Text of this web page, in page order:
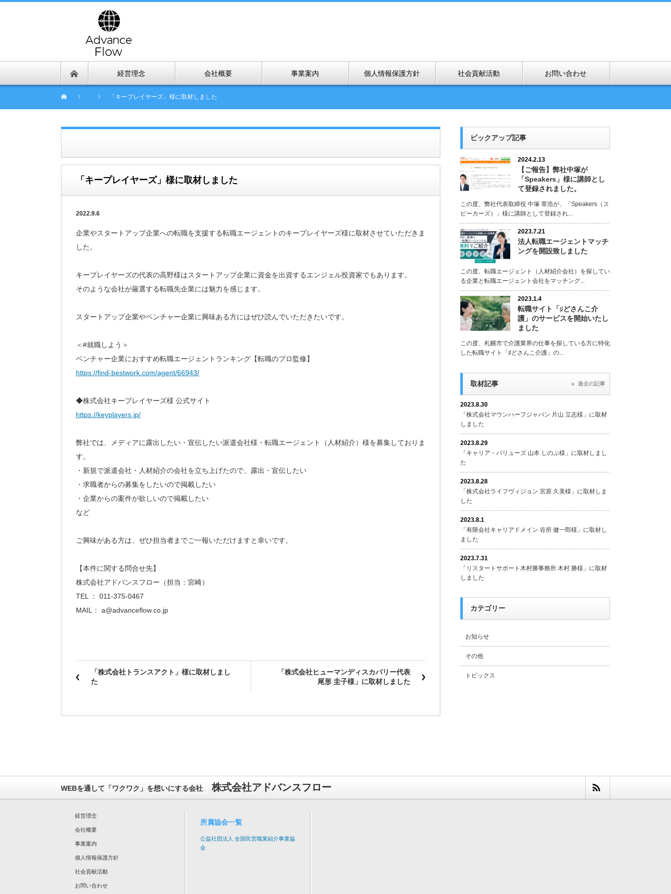
経営理念 会社概要 事業案内 個人情報保護方針 社会貢献活動 お問い合わせ
「キープレイヤーズ」様に取材しました
「キープレイヤーズ」様に取材しました
2022.9.6
企業やスタートアップ企業への転職を支援する転職エージェントのキープレイヤーズ様に取材させていただきま
した。
キープレイヤーズの代表の高野様はスタートアップ企業に資金を出資するエンジェル投資家でもあります。
そのような会社が厳選する転職先企業には魅力を感じます。
スタートアップ企業やベンチャー企業に興味ある方にはぜひ読んでいただきたいです。
＜#就職しよう＞
ベンチャー企業におすすめ転職エージェントランキング【転職のプロ監修】
https://find-bestwork.com/agent/66943/
◆株式会社キープレイヤーズ様 公式サイト
https://keyplayers.jp/
弊社では、メディアに露出したい・宣伝したい派遣会社様・転職エージェント（人材紹介）様を募集しておりま
す。
・新規で派遣会社・人材紹介の会社を立ち上げたので、露出・宣伝したい
・求職者からの募集をしたいので掲載したい
・企業からの案件が欲しいので掲載したい
など
ご興味がある方は、ぜひ担当者までご一報いただけますと幸いです。
【本件に関する問合せ先】
株式会社アドバンスフロー（担当：宮崎）
TEL ： 011-375-0467
MAIL： a@advanceflow.co.jp
「株式会社トランスアクト」様に取材しまし
た
「株式会社ヒューマンディスカバリー代表
尾形 圭子様」に取材しました
ピックアップ記事
2024.2.13
【ご報告】弊社中塚が
「Speakers」様に講師とし
て登録されました。
この度、弊社代表取締役 中塚 章浩が、「Speakers（ス
ピーカーズ）」様に講師として登録され...
2023.7.21
法人転職エージェントマッチ
ングを開設致しました
この度、転職エージェント（人材紹介会社）を探してい
る企業と転職エージェント会社をマッチング...
2023.1.4
転職サイト「♯どさんこ介
護」のサービスを開始いたし
ました
この度、札幌市で介護業界の仕事を探している方に特化
した転職サイト「♯どさんこ介護」の...
取材記事
2023.8.30
「株式会社マウンハーフジャパン 片山 立志様」に取材
しました
2023.8.29
「キャリア・バリューズ 山本 しのぶ様」に取材しまし
た
2023.8.28
「株式会社ライフヴィジョン 宮原 久美様」に取材しま
した
2023.8.1
「有限会社キャリアドメイン 谷所 健一郎様」に取材し
ました
2023.7.31
「リスタートサポート木村勝事務所 木村 勝様」に取材
しました
過去の記事
カテゴリー
お知らせ
その他
トピックス
WEBを通して「ワクワク」を想いにする会社 株式会社アドバンスフロー
経営理念
会社概要
事業案内
個人情報保護方針
社会貢献活動
お問い合わせ
所属協会一覧
公益社団法人 全国民営職業紹介事業協
会